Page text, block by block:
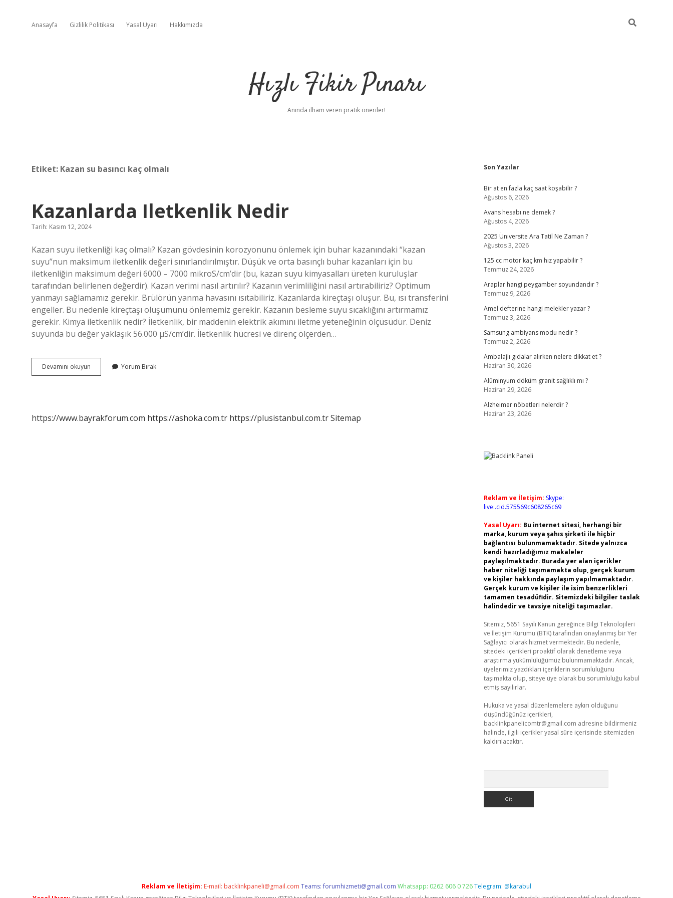
Anasayfa Gizlilik Politikası Yasal Uyarı Hakkımızda
Hızlı Fikir Pınarı
Anında ilham veren pratik öneriler!
Etiket: Kazan su basıncı kaç olmalı
Kazanlarda Iletkenlik Nedir
Tarih: Kasım 12, 2024
Kazan suyu iletkenliği kaç olmalı? Kazan gövdesinin korozyonunu önlemek için buhar kazanındaki “kazan
suyu”nun maksimum iletkenlik değeri sınırlandırılmıştır. Düşük ve orta basınçlı buhar kazanları için bu
iletkenliğin maksimum değeri 6000 – 7000 mikroS/cm’dir (bu, kazan suyu kimyasalları üreten kuruluşlar
tarafından belirlenen değerdir). Kazan verimi nasıl artırılır? Kazanın verimliliğini nasıl artırabiliriz? Optimum
yanmayı sağlamamız gerekir. Brülörün yanma havasını ısıtabiliriz. Kazanlarda kireçtaşı oluşur. Bu, ısı transferini
engeller. Bu nedenle kireçtaşı oluşumunu önlememiz gerekir. Kazanın besleme suyu sıcaklığını artırmamız
gerekir. Kimya iletkenlik nedir? İletkenlik, bir maddenin elektrik akımını iletme yeteneğinin ölçüsüdür. Deniz
suyunda bu değer yaklaşık 56.000 µS/cm’dir. İletkenlik hücresi ve direnç ölçerden…
Devamını okuyun Kazanlarda
Iletkenlik
Yorum Bırak
https://www.bayrakforum.com https://ashoka.com.tr https://plusistanbul.com.trSitemap
Sidebar
Son Yazılar
Bir at en fazla kaç saat koşabilir ?
Ağustos 6, 2026
Avans hesabı ne demek ?
Ağustos 4, 2026
2025 Üniversite Ara Tatil Ne Zaman ?
Ağustos 3, 2026
125 cc motor kaç km hız yapabilir ?
Temmuz 24, 2026
Araplar hangi peygamber soyundandır ?
Temmuz 9, 2026
Amel defterine hangi melekler yazar ?
Temmuz 3, 2026
Samsung ambiyans modu nedir ?
Temmuz 2, 2026
Ambalajlı gıdalar alırken nelere dikkat et ?
Haziran 30, 2026
Alüminyum döküm granit sağlıklı mı ?
Haziran 29, 2026
Alzheimer nöbetleri nelerdir ?
Haziran 23, 2026
Reklam ve İletişim: Skype:
live:.cid.575569c608265c69
Yasal Uyarı: Bu internet sitesi, herhangi bir
marka, kurum veya şahıs şirketi ile hiçbir
bağlantısı bulunmamaktadır. Sitede yalnızca
kendi hazırladığımız makaleler
paylaşılmaktadır. Burada yer alan içerikler
haber niteliği taşımamakta olup, gerçek kurum
ve kişiler hakkında paylaşım yapılmamaktadır.
Gerçek kurum ve kişiler ile isim benzerlikleri
tamamen tesadüfidir. Sitemizdeki bilgiler taslak
halindedir ve tavsiye niteliği taşımazlar.
Sitemiz, 5651 Sayılı Kanun gereğince Bilgi Teknolojileri
ve İletişim Kurumu (BTK) tarafından onaylanmış bir Yer
Sağlayıcı olarak hizmet vermektedir. Bu nedenle,
sitedeki içerikleri proaktif olarak denetleme veya
araştırma yükümlülüğümüz bulunmamaktadır. Ancak,
üyelerimiz yazdıkları içeriklerin sorumluluğunu
taşımakta olup, siteye üye olarak bu sorumluluğu kabul
etmiş sayılırlar.
Hukuka ve yasal düzenlemelere aykırı olduğunu
düşündüğünüz içerikleri,
backlinkpanelicomtr@gmail.com adresine bildirmeniz
halinde, ilgili içerikler yasal süre içerisinde sitemizden
kaldırılacaktır.
Reklam ve İletişim: E-mail: backlinkpaneli@gmail.com Teams:forumhizmeti@gmail.com Whatsapp: 0262 606 0 726Telegram: @karabul